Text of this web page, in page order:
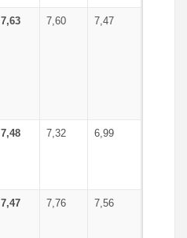
7,63 7,60 7,47
7,48 7,32 6,99
7,47 7,76 7,56